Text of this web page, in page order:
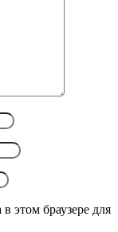
этом браузере для